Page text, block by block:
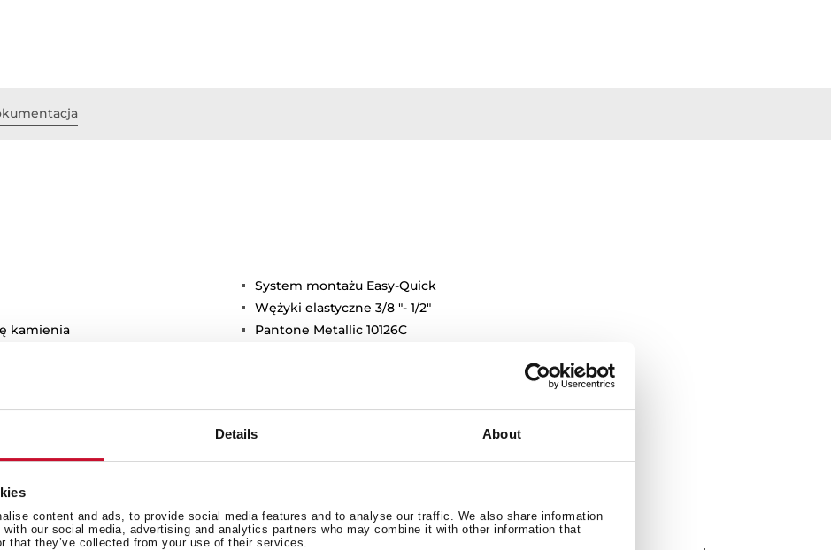
Details About
content and ads, to provide social media features and to analyse our traffic. We also share information
our social media, advertising and analytics partners who may combine it with other information that
that they’ve collected from your use of their services.
kamienia
System montażu Easy-Quick
Wężyki elastyczne 3/8 "- 1/2"
Pantone Metallic 10126C